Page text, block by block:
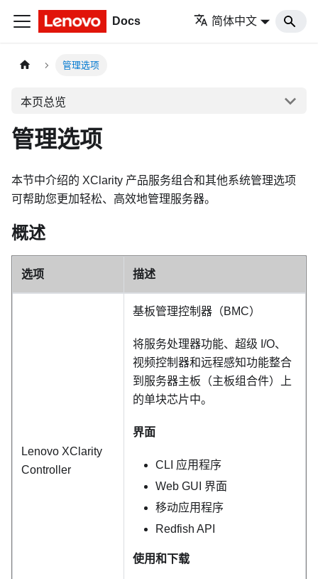
Docs 简体中文
管理选项
本页总览
管理选项
本节中介绍的 XClarity 产品服务组合和其他系统管理选项
可帮助您更加轻松、高效地管理服务器。
概述
选项 描述
Lenovo XClarity
Controller
基板管理控制器（BMC）
将服务处理器功能、超级 I/O、
视频控制器和远程感知功能整合
到服务器主板（主板组合件）上
的单块芯片中。
界面
CLI 应用程序
Web GUI 界面
移动应用程序
Redfish API
使用和下载